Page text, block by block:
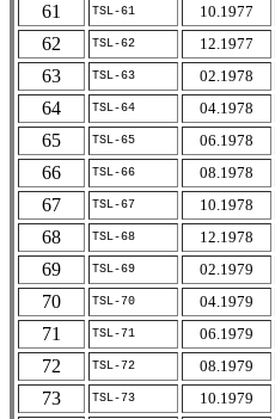
61
TSL-61 10.1977
62
TSL-62 12.1977
63
TSL-63 02.1978
64
TSL-64 04.1978
65
TSL-65 06.1978
66
TSL-66 08.1978
67
TSL-67 10.1978
68
TSL-68 12.1978
69
TSL-69 02.1979
70
TSL-70 04.1979
71
TSL-71 06.1979
72
TSL-72 08.1979
73
TSL-73 10.1979